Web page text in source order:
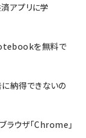
アプリに学
を無料で
納得できないの
ウザ「Chrome」